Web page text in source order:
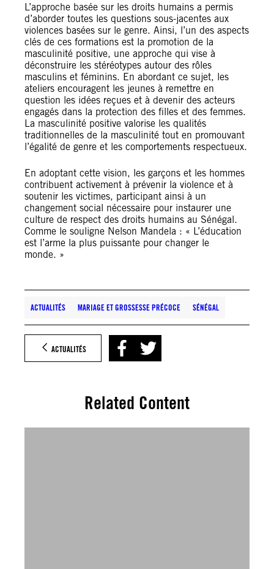
L’approche basée sur les droits humains a permis
d’aborder toutes les questions sous-jacentes aux
violences basées sur le genre. Ainsi, l’un des aspects
clés de ces formations est la promotion de la
masculinité positive, une approche qui vise à
déconstruire les stéréotypes autour des rôles
masculins et féminins. En abordant ce sujet, les
ateliers encouragent les jeunes à remettre en
question les idées reçues et à devenir des acteurs
engagés dans la protection des filles et des femmes.
La masculinité positive valorise les qualités
traditionnelles de la masculinité tout en promouvant
l’égalité de genre et les comportements respectueux.
En adoptant cette vision, les garçons et les hommes
contribuent activement à prévenir la violence et à
soutenir les victimes, participant ainsi à un
changement social nécessaire pour instaurer une
culture de respect des droits humains au Sénégal.
Comme le souligne Nelson Mandela : « L’éducation
est l’arme la plus puissante pour changer le
monde. »
ACTUALITÉS MARIAGE ET GROSSESSE PRÉCOCE SÉNÉGAL
ACTUALITÉS
Related Content